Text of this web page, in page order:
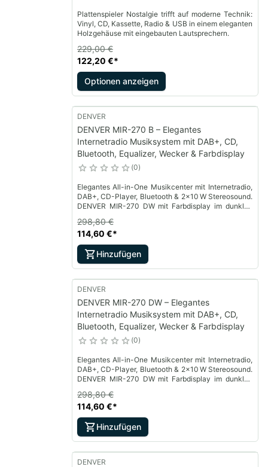
Plattenspieler Nostalgie trifft auf moderne Technik:
Vinyl, CD, Kassette, Radio & USB in einem eleganten
Holzgehäuse mit eingebauten Lautsprechern.
122,20 €*
229,00 €
Optionen anzeigen
DENVER
DENVER MIR-270 B – Elegantes
Internetradio Musiksystem mit DAB+, CD,
Bluetooth, Equalizer, Wecker & Farbdisplay
0
Elegantes All-in-One Musikcenter mit Internetradio,
DAB+, CD-Player, Bluetooth & 2×10 W Stereosound.
DENVER MIR-270 DW mit Farbdisplay im dunklen
114,60 €*
298,80 €
Hinzufügen
DENVER
DENVER MIR-270 DW – Elegantes
Internetradio Musiksystem mit DAB+, CD,
Bluetooth, Equalizer, Wecker & Farbdisplay
0
Elegantes All-in-One Musikcenter mit Internetradio,
DAB+, CD-Player, Bluetooth & 2×10 W Stereosound.
DENVER MIR-270 DW mit Farbdisplay im dunklen
114,60 €*
298,80 €
Hinzufügen
DENVER